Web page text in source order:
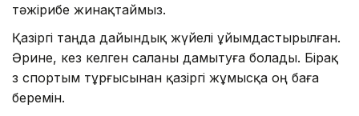
тәжірибе жинақтаймыз.
Қазіргі таңда дайындық жүйелі ұйымдастырылған.
Әрине, кез келген саланы дамытуға болады. Бірақ
өз спортым тұрғысынан қазіргі жұмысқа оң баға
беремін.